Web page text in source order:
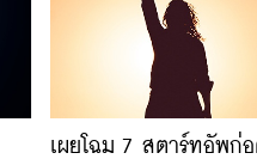
เผยโฉม 7 สตาร์ทอัพก่